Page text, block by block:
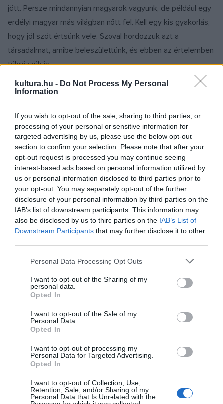
kultura.hu - Do Not Process My Personal
Information
If you wish to opt-out of the sale, sharing to third parties, or
processing of your personal or sensitive information for
targeted advertising by us, please use the below opt-out
section to confirm your selection. Please note that after your
opt-out request is processed you may continue seeing
interest-based ads based on personal information utilized by
us or personal information disclosed to third parties prior to
your opt-out. You may separately opt-out of the further
disclosure of your personal information by third parties on the
IAB’s list of downstream participants. This information may
also be disclosed by us to third parties on the IAB’s List of
Downstream Participants that may further disclose it to other
Please note that this website/app uses one or more Google
not limited to your visit or usage behaviour. You may click to
grant or deny consent to Google and its third-party tags to
use your data for below specified purposes in below Google
consent section.
Personal Data Processing Opt Outs
I want to opt-out of the Sharing of my
personal data.
Opted In
I want to opt-out of the Sale of my
Personal Data.
Opted In
I want to opt-out of processing my
Personal Data for Targeted Advertising.
Opted In
I want to opt-out of Collection, Use,
Retention, Sale, and/or Sharing of my
Personal Data that Is Unrelated with the
jött. Persze mindannyian magyarok vagyunk, de például egy
erdélyi magyar más világban nőtt fel. Kell egy kis gyakorlás,
hogy jól szót értsünk vele. Szóval hordozzuk azt a
társadalmat, amibe beleszülettünk, és ebben az értelemben
tükrözzük is.
A teljes cikk aMagyar Kultúra magazin2024/11.
számában jelent meg. Fizessen elő a lapra, hogy
első kézből olvashassa!
Tehát mondhatjuk azt, hogy ha valaki megszületik,
akkor vannak evolúciósan kódolt céljai, mint a világ
megismerése, megtalálni a helyét és hasonlók, és az
ezekre az igényekre adott válaszokból, reakciókból
áll össze az, amit személyiségnek nevezünk?
Mondhatjuk. A nagy alapvonásokat magunkban hordozzuk, a
genetikai meghatározás adott akár evolúciós, akár családi
vonalon is. Eszerint próbálunk elkezdeni tájékozódni a
világban, ami aztán nagyon sok mindent ráhord erre a
meghatározottságra. Ezzel együtt a lélektani folyamatok
minden részletükben nem magyarázhatók genetikailag. De a
fölötte. Még ha végtelenféle hullámot is ismerünk.